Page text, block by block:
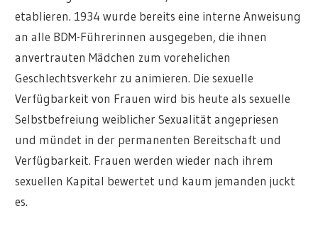
etablieren. 1934 wurde bereits eine interne Anweisung
an alle BDM-Führerinnen ausgegeben, die ihnen
anvertrauten Mädchen zum vorehelichen
Geschlechtsverkehr zu animieren. Die sexuelle
Verfügbarkeit von Frauen wird bis heute als sexuelle
Selbstbefreiung weiblicher Sexualität angepriesen
und mündet in der permanenten Bereitschaft und
Verfügbarkeit. Frauen werden wieder nach ihrem
sexuellen Kapital bewertet und kaum jemanden juckt
es.